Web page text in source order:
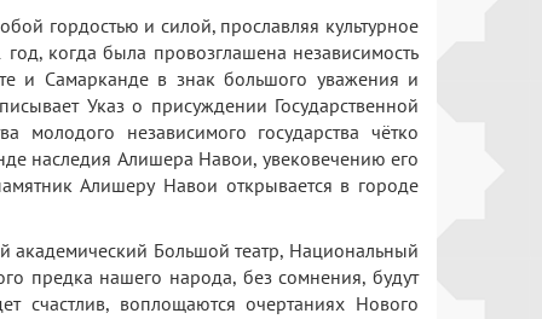
гордостью и силой, прославляя культурное
когда была провозглашена независимость
и Самарканде в знак большого уважения и
Указ о присуждении Государственной
молодого независимого государства чётко
наследия Алишера Навои, увековечению его
Алишеру Навои открывается в городе
Большой театр, Национальный
предка нашего народа, без сомнения, будут
счастлив, воплощаются очертаниях Нового